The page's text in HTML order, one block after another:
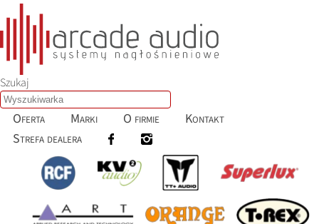
Szukaj
Oferta Marki O firmie
Kontakt
Strefa dealera